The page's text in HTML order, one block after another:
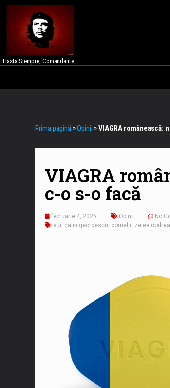
Hasta Siempre, Comandante
Prima pagină »Opinii »VIAGRA românească:
VIAGRA
c-o s-o facă
februarie 4, 2026 Opinii
No
aur, calin georgescu corneliu zelea